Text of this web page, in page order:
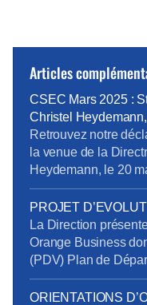
Articles
CSEC Mars 2025 :
Christel
Orange Business
Retrouvez notre
la venue de la
Heydemann, le 20
l’a interpellée sur
de la Commission
Sécurité (CNPS) :
reconnu en
PROJET
La Direction
Orange Business
(PDV) Plan de
de Communication
volontaires.
ORIENTATIONS